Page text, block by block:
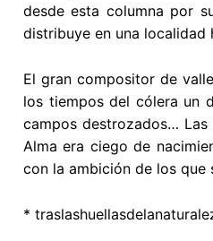
desde esta columna por
distribuye en una localidad
El gran compositor de
los tiempos del cólera un
campos destrozados…
Alma era ciego de
con la ambición de los que
*